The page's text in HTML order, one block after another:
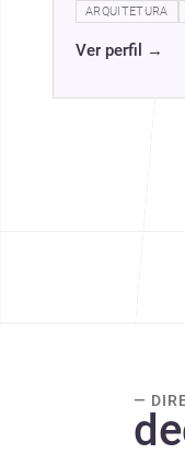
projetos
ARQUITETURA
Ver perfil →
—